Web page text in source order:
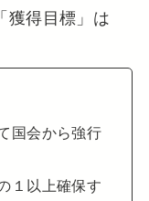
獲得目標」は
国会から強行
１以上確保す